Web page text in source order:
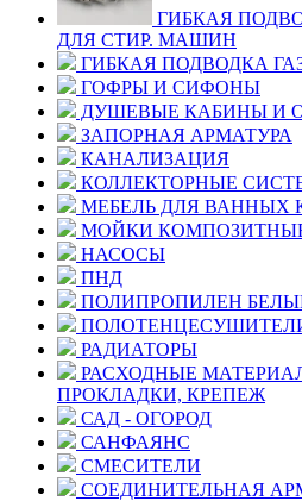
ГИБКАЯ
ДЛЯ СТИР. МАШИН
ГИБКАЯ ПОДВОДКА
ГОФРЫ И СИФОНЫ
ДУШЕВЫЕ КАБИНЫ И
ЗАПОРНАЯ АРМАТУРА
КАНАЛИЗАЦИЯ
КОЛЛЕКТОРНЫЕ
МЕБЕЛЬ ДЛЯ ВАННЫХ
МОЙКИ
НАСОСЫ
ПНД
ПОЛИПРОПИЛЕН
РАДИАТОРЫ
РАСХОДНЫЕ
ПРОКЛАДКИ, КРЕПЕЖ
САД - ОГОРОД
САНФАЯНС
СМЕСИТЕЛИ
СОЕДИНИТЕЛЬНАЯ